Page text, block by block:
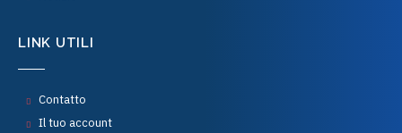
LINK UTILI
Contatto
Il tuo account